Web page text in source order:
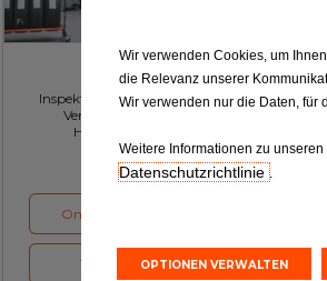
Inspektion
Inspektion und Austausch von
Verschleißteilen gemäß
Herstellervorgaben.
Online-Kostenvoranschlag
Terminvereinbarung
Wir verwenden Cookies, um
die Relevanz unserer
Wir verwenden nur die Daten, für
Weitere Informationen zu
Datenschutzrichtlinie .
OPTIONEN VERWALTEN